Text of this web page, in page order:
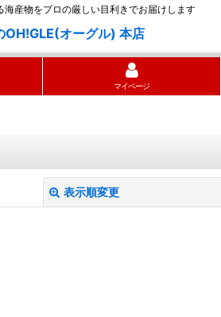
海産物をプロの厳しい目利きでお届けします
OH!GLE(オーグル) 本店
マイページ
表示順変更